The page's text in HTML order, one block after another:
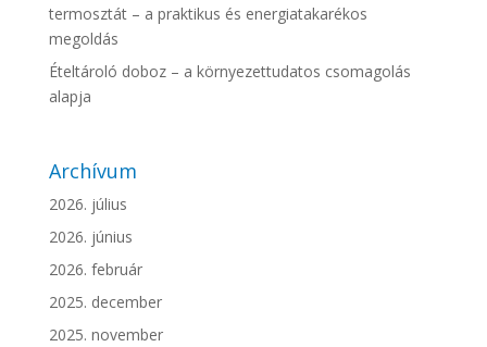
termosztát – a praktikus és energiatakarékos
megoldás
Ételtároló doboz – a környezettudatos csomagolás
alapja
Archívum
2026. július
2026. június
2026. február
2025. december
2025. november